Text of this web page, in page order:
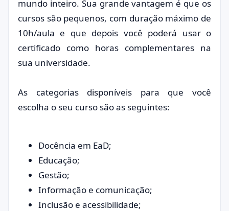
mundo inteiro. Sua grande vantagem é que os
cursos são pequenos, com duração máximo de
10h/aula e que depois você poderá usar o
certificado como horas complementares na
sua universidade.
As categorias disponíveis para que você
escolha o seu curso são as seguintes:
Docência em EaD;
Educação;
Gestão;
Informação e comunicação;
Inclusão e acessibilidade;